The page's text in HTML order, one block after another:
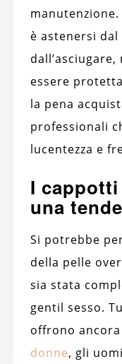
è astenersi
essere
la pena
professionali
lucentezza e
I
una
Si potrebbe
della pelle
sia stata
gentil sesso.
offrono
donne, gli